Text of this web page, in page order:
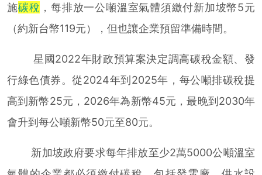
施碳稅 ，每排放一公噸溫室氣體須繳付新加坡幣5元
（約新台幣119元），但也讓企業預留準備時間。
星國2022年財政預算案決定調高碳稅金額、發
行綠色債券。從2024年到2025年，每公噸排碳稅提
高到新幣25元，2026年為新幣45元，最晚到2030年
會升到每公噸新幣50元至80元。
新加坡政府要求每年排放至少2萬5000公噸溫室